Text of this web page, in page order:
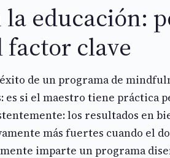
educación:
factor clave
de un programa de
si el maestro tiene práctica
los resultados en
más fuertes cuando el
imparte un programa